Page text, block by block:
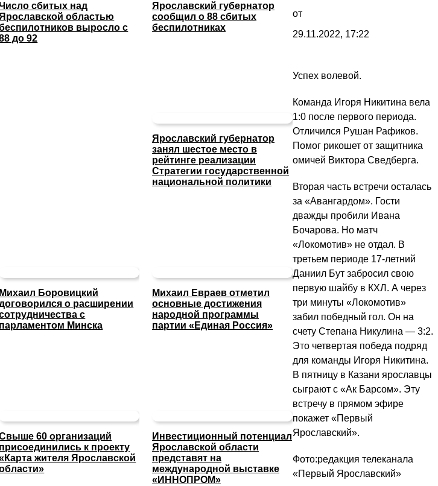
сбитых над
областью
выросло с
до 92
Ярославский губернатор
сообщил о 88 сбитых
беспилотниках
Ярославский губернатор
занял шестое место в
рейтинге реализации
Стратегии государственной
национальной политики
Михаил Боровицкий
о расширении
с
парламентом Минска
Михаил Евраев отметил
основные достижения
народной программы
партии «Единая Россия»
60 организаций
присоединились к проекту
жителя Ярославской
Инвестиционный потенциал
Ярославской области
представят на
международной выставке
«ИННОПРОМ»
от
29.11.2022, 17:22
Успех волевой.
Команда Игоря Никитина вела
1:0 после первого периода.
Отличился Рушан Рафиков.
Помог рикошет от защитника
омичей Виктора Сведберга.
Вторая часть встречи осталась
за «Авангардом». Гости
дважды пробили Ивана
Бочарова. Но матч
«Локомотив» не отдал. В
третьем периоде 17-летний
Даниил Бут забросил свою
первую шайбу в КХЛ. А через
три минуты «Локомотив»
забил победный гол. Он на
счету Степана Никулина — 3:2.
Это четвертая победа подряд
для команды Игоря Никитина.
В пятницу в Казани ярославцы
сыграют с «Ак Барсом». Эту
встречу в прямом эфире
покажет «Первый
Ярославский».
Фото:редакция телеканала
«Первый Ярославский»